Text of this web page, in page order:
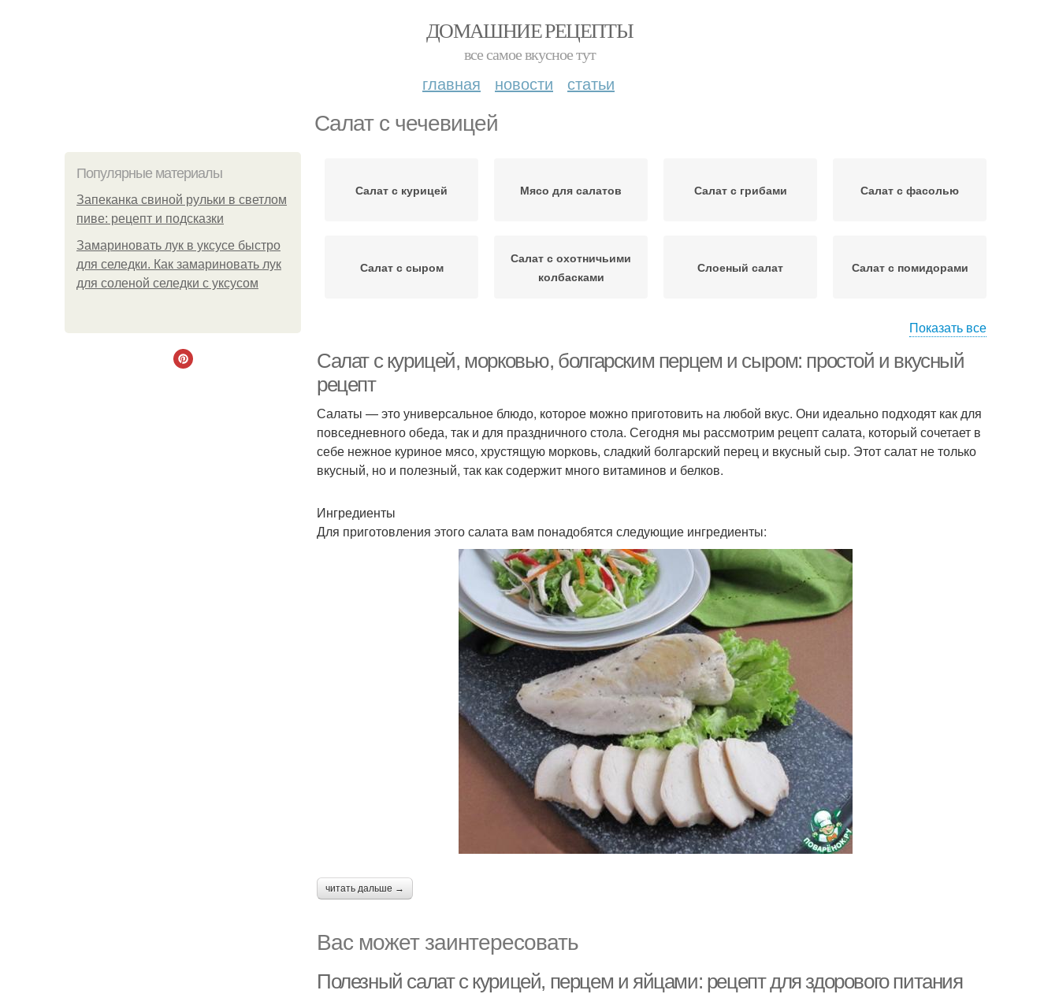
ДОМАШНИЕ РЕЦЕПТЫ
все самое вкусное тут
главная новости статьи
Салат с чечевицей
Популярные материалы
Запеканка свиной рульки в светлом
пиве: рецепт и подсказки
Замариновать лук в уксусе быстро
для селедки. Как замариновать лук
для соленой селедки с уксусом
Салат с курицей Мясо для салатов Салат с грибами Салат с фасолью
Салат с сыром
Салат с охотничьими
колбасками
Слоеный салат Салат с помидорами
Салат из баклажанов Овощной салат Салат к рыбе Салат из картофеля
Показать все
Салат с курицей, морковью, болгарским перцем и сыром: простой и вкусный
рецепт
Салаты — это универсальное блюдо, которое можно приготовить на любой вкус. Они идеально подходят как для
повседневного обеда, так и для праздничного стола. Сегодня мы рассмотрим рецепт салата, который сочетает в
себе нежное куриное мясо, хрустящую морковь, сладкий болгарский перец и вкусный сыр. Этот салат не только
вкусный, но и полезный, так как содержит много витаминов и белков.
Ингредиенты
Для приготовления этого салата вам понадобятся следующие ингредиенты:
читать дальше →
Вас может заинтересовать
Полезный салат с курицей, перцем и яйцами: рецепт для здорового питания